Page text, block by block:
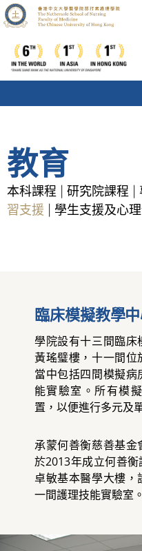
教育
本科課程 研究院課程
習支援
學生支援及心
臨床模擬教學
學院設有十三間臨床
黃瑤璧樓，十一間位
當中包括四間模擬
能實驗室。所有模
置，以便進行多元及
承蒙何善衡慈善基
於2013年成立何善
卓敏基本醫學大樓，
一間護理技能實驗室。